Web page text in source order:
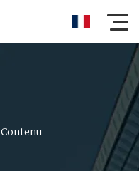
Contenu